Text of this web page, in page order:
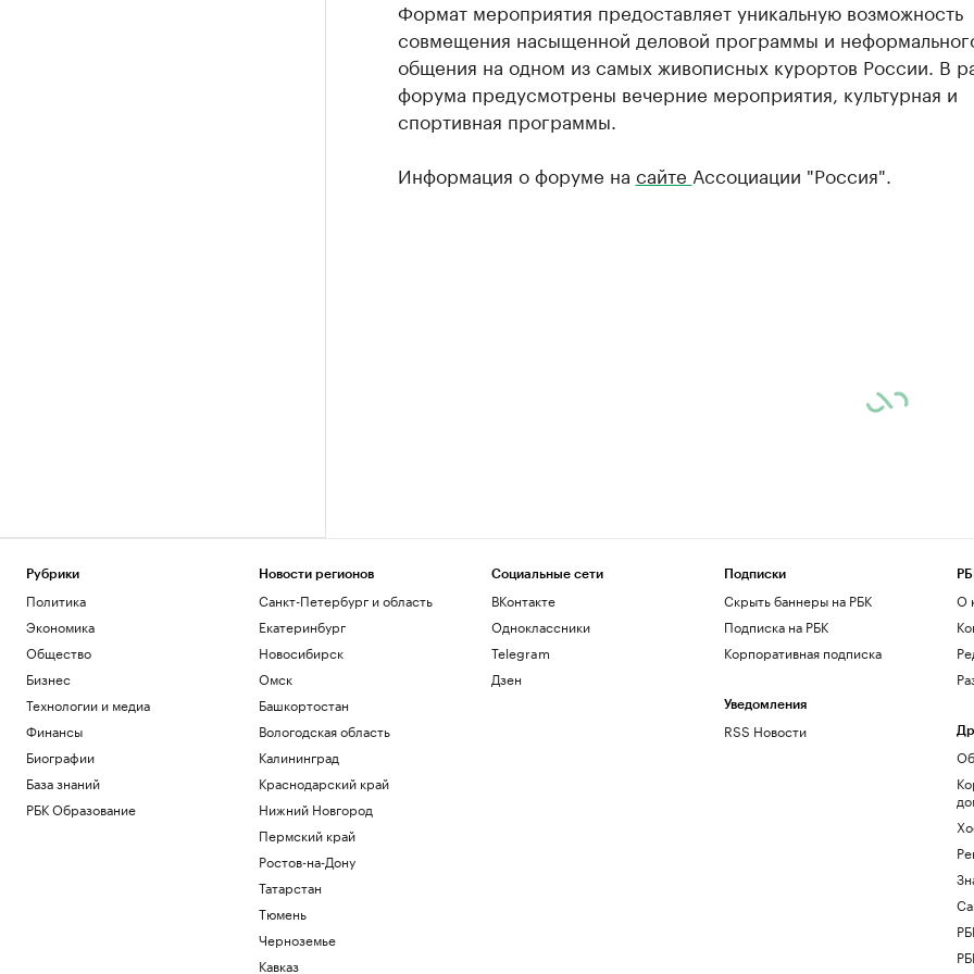
Формат мероприятия предоставляет уникальную возможность
совмещения насыщенной деловой программы и
общения на одном из самых живописных курортов России. В
форума предусмотрены вечерние мероприятия, культурная и
спортивная программы.
Информация о форуме на сайте Ассоциации "Россия".
Рубрики
Политика
Экономика
Общество
Бизнес
Технологии и медиа
Финансы
Биографии
База знаний
РБК Образование
Новости регионов
Санкт-Петербург и область
Екатеринбург
Новосибирск
Омск
Башкортостан
Вологодская область
Калининград
Краснодарский край
Нижний Новгород
Пермский край
Ростов-на-Дону
Татарстан
Тюмень
Черноземье
Кавказ
Социальные сети
ВКонтакте
Одноклассники
Telegram
Дзен
Подписки
Скрыть баннеры на РБК
Подписка на РБК
Корпоративная подписка
Уведомления
RSS Новости
О